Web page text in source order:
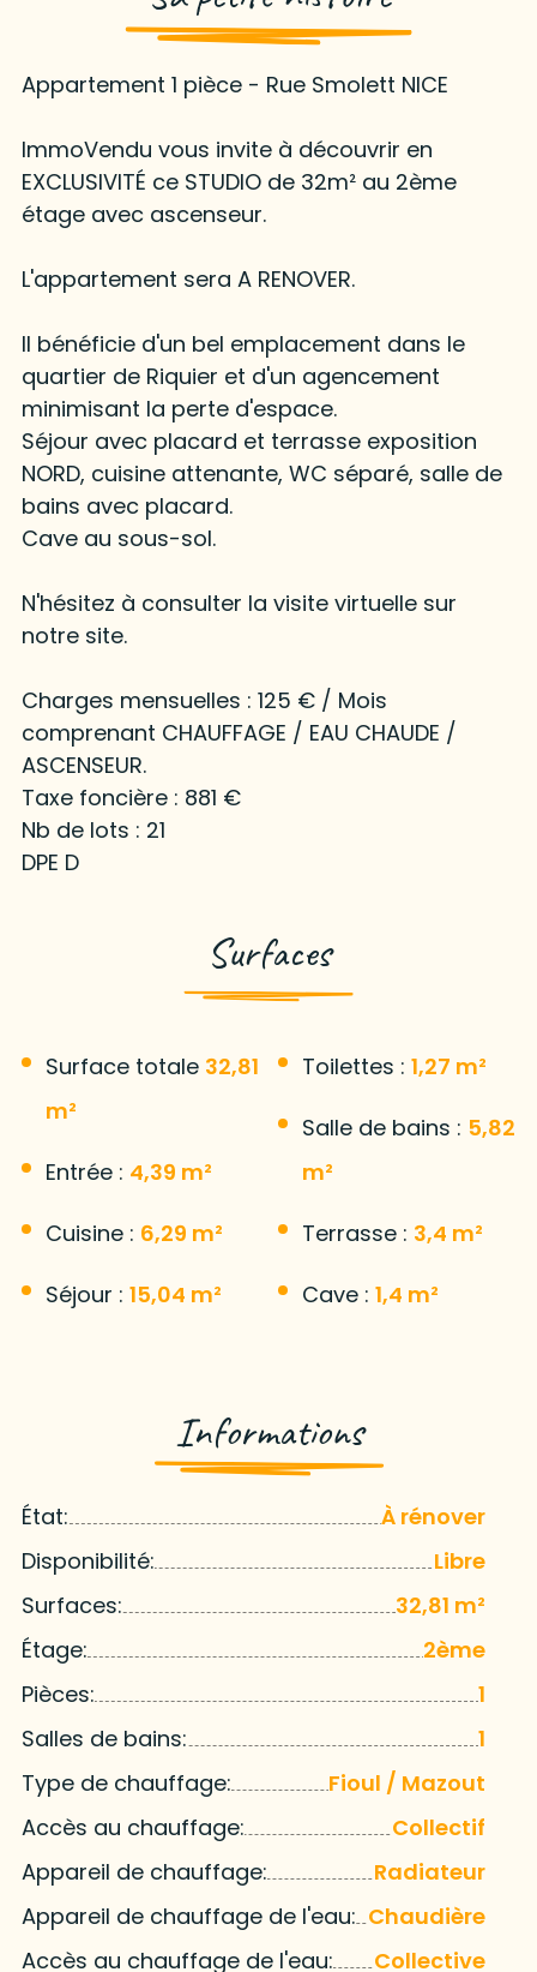
Appartement 1 pièce - Rue Smolett NICE
ImmoVendu vous invite à découvrir en
EXCLUSIVITÉ ce STUDIO de 32m² au 2ème
étage avec ascenseur.
L'appartement sera A RENOVER.
Il bénéficie d'un bel emplacement dans le
quartier de Riquier et d'un agencement
minimisant la perte d'espace.
Séjour avec placard et terrasse exposition
NORD, cuisine attenante, WC séparé, salle de
bains avec placard.
Cave au sous-sol.
N'hésitez à consulter la visite virtuelle sur
notre site.
Charges mensuelles : 125 € / Mois
comprenant CHAUFFAGE / EAU CHAUDE /
ASCENSEUR.
Taxe foncière : 881 €
Nb de lots : 21
DPE D
Surfaces
Surface totale 32,81
m²
Entrée : 4,39 m²
Cuisine : 6,29 m²
Séjour : 15,04 m²
Toilettes : 1,27 m²
Salle de bains : 5,82
m²
Terrasse : 3,4 m²
Cave : 1,4 m²
Informations
État:
À rénover
Disponibilité:
Libre
Surfaces:
32,81 m²
Étage:
2ème
Pièces:
1
Salles de bains:
1
Type de chauffage:
Fioul / Mazout
Accès au chauffage:
Collectif
Appareil de chauffage:
Radiateur
Appareil de chauffage de l'eau: Chaudière
Accès au chauffage de l'eau:
Collective